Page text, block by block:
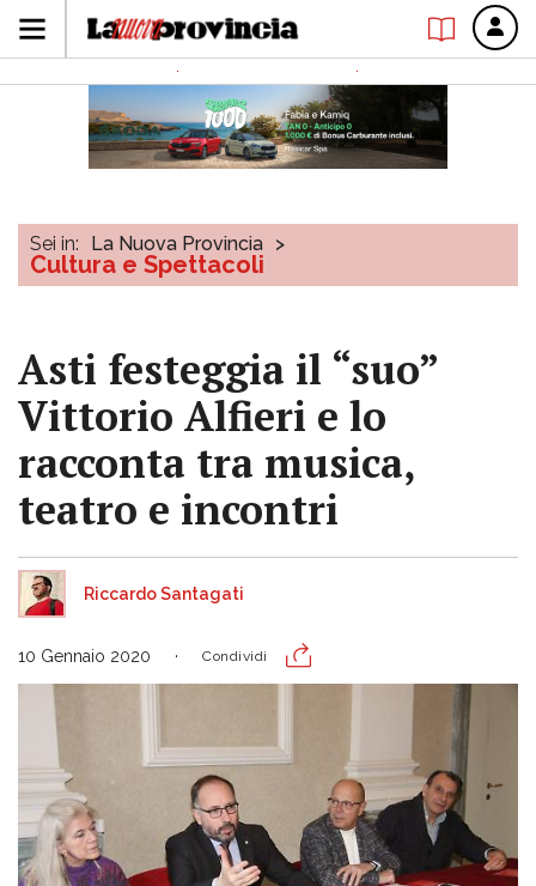
Sei in: La Nuova Provincia >
Cultura e Spettacoli
Asti festeggia il “suo”
Vittorio Alfieri e lo
racconta tra musica,
teatro e incontri
Riccardo Santagati
10 Gennaio 2020 Condividi